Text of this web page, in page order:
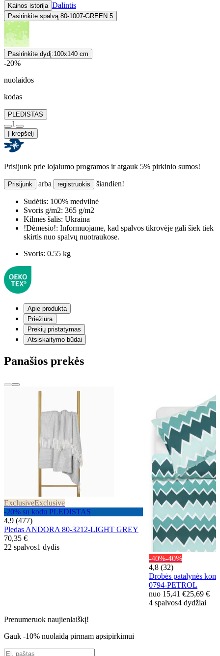
Kainos istorija Dalintis
Pasirinkite spalvą:80-1007-GREEN 5
Pasirinkite dydį:100x140 cm
-20%
nuolaidos
kodas
PLEDISTAS
1
Į krepšelį
Prisijunk prie lojalumo programos ir atgauk 5% pirkinio sumos!
Prisijunk arba registruokis šiandien!
Sudėtis: 100% medvilnė
Svoris g/m2: 365 g/m2
Kilmės šalis: Ukraina
!Dėmesio!: Informuojame, kad spalvos tikrovėje gali šiek tiek
skirtis nuo spalvų nuotraukose.
Svoris: 0.55 kg
Apie produktą
Priežiūra
Prekių pristatymas
Atsiskaitymo būdai
Panašios prekės
ExclusiveExclusive
-20% su kodu PLEDISTAS
4,9 (477)
Pledas ANDORA 80-3212-LIGHT GREY
70,35 €
22 spalvos1 dydis
-40%-40%
4,8 (32)
Drobės patalynės
0794-PETROL
nuo 15,41 €25,69 €
4 spalvos4 dydžiai
Prenumeruok naujienlaiškį!
Gauk -10% nuolaidą pirmam apsipirkimui